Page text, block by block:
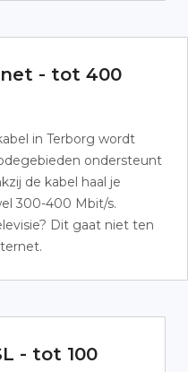
- tot 400
in Terborg wordt
ondersteunt
de kabel haal je
300-400 Mbit/s.
Dit gaat niet ten
- tot 100